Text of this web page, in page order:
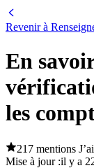
Revenir à
En
les
217 mentions
Mise à jour :il y a